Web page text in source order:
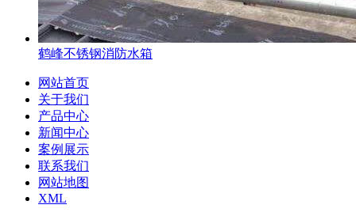
鹤峰不锈钢消防水箱
网站首页
关于我们
产品中心
新闻中心
案例展示
联系我们
网站地图
XML